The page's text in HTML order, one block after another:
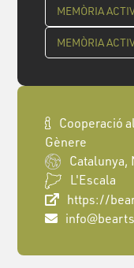
MEMÒRIA
MEMÒRIA
Cooperació
Gènere
Catalunya,
L'Escala
https://